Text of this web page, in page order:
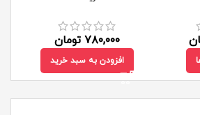
۷۸۰,۰۰۰ تومان
افزودن به سبد خرید